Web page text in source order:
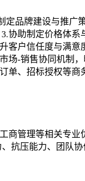
品牌建设与推
协助制定价格体
客户信任度与满
-销售协同机制
、招标授权等
商管理等相关专
抗压能力、团队协